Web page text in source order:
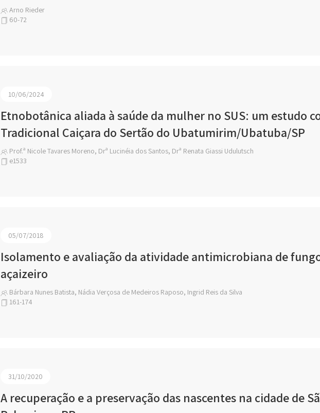
Arno Rieder
60-72
10/06/2024
Etnobotânica aliada à saúde da mulher no SUS: um estudo
Tradicional Caiçara do Sertão do Ubatumirim/Ubatuba/SP
Prof.ª Nicole Tavares Moreno, Drª Lucinéia dos Santos, Drª Renata Giassi Udulutsch
e1533
05/07/2018
Isolamento e avaliação da atividade antimicrobiana de
açaizeiro
Bárbara Nunes Batista, Nádia Verçosa de Medeiros Raposo, Ingrid Reis da Silva
161-174
31/10/2020
A recuperação e a preservação das nascentes na cidade de